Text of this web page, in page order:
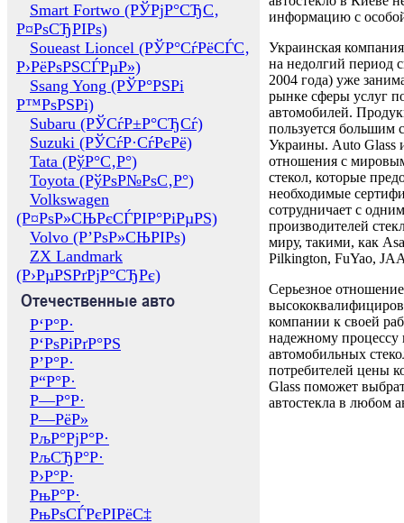
Smart Fortwo (РЎРјР°СЂС‚
Р¤РѕСЂРІРѕ)
Soueast Lioncel (РЎР°СѓРёСЃС‚
Р›РёРѕРЅСЃРµР»)
Ssang Yong (РЎР°РЅРі
Р™РѕРЅРі)
Subaru (РЎСѓР±Р°СЂСѓ)
Suzuki (РЎСѓР·СѓРєРё)
Tata (РўР°С‚Р°)
Toyota (РўРѕР№РѕС‚Р°)
Volkswagen
(Р¤РѕР»СЊРєСЃРІР°РіРµРЅ)
Volvo (Р’РѕР»СЊРІРѕ)
ZX Landmark
(Р›РµРЅРґРјР°СЂРє)
Отечественные авто
Р‘Р°Р·
Р‘РѕРіРґР°РЅ
Р’Р°Р·
Р“Р°Р·
Р—Р°Р·
Р—РёР»
РљР°РјР°Р·
РљСЂР°Р·
Р›Р°Р·
РњР°Р·
РњРѕСЃРєРІРёС‡
информацию с
Украинская
на недолгий период
2004 года) уже
рынке сферы услуг
автомобилей.
пользуется большим
Украины. Auto Glass
отношения с
стекол, которые
необходимые
сотрудничает с
производителей
миру, такими, как
Pilkington, FuYao,
Серьезное отношение
компании к своей
надежному процессу
автомобильных
потребителей цены
Glass поможет
автостекла в любом